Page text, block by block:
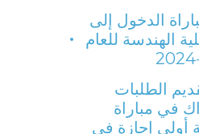
الدخول إلى
الهندسة للعام
الطلبات
في مباراة
أولى إجازة في